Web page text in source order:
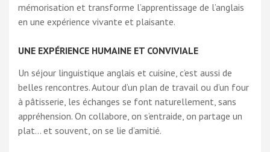
mémorisation et transforme l’apprentissage de l’anglais
en une expérience vivante et plaisante.
UNE EXPÉRIENCE HUMAINE ET CONVIVIALE
Un séjour linguistique anglais et cuisine, c’est aussi de
belles rencontres. Autour d’un plan de travail ou d’un four
à pâtisserie, les échanges se font naturellement, sans
appréhension. On collabore, on s’entraide, on partage un
plat… et souvent, on se lie d’amitié.